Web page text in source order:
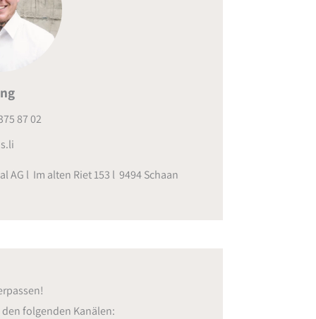
87 02
AG l Im alten Riet 153 l 9494 Schaan
folgenden Kanälen: